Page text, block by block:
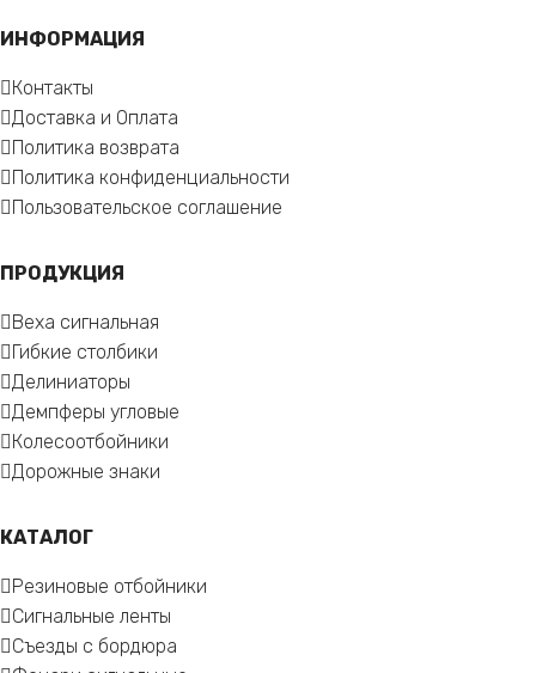
ИНФОРМАЦИЯ
Контакты
Доставка и Оплата
Политика возврата
Политика конфиденциальности
Пользовательское соглашение
ПРОДУКЦИЯ
Веха сигнальная
Гибкие столбики
Делиниаторы
Демпферы угловые
Колесоотбойники
Дорожные знаки
КАТАЛОГ
Резиновые отбойники
Сигнальные ленты
Съезды с бордюра